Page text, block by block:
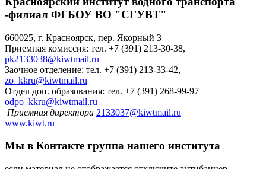
-филиал ФГБОУ ВО "СГУВТ"
660025, г. Красноярск, пер. Якорный 3
Приемная комиссия: тел. +7 (391) 213-30-38,
pk2133038@kiwtmail.ru
Заочное отделение: тел. +7 (391) 213-33-42,
zo_kkru@kiwtmail.ru
Отдел доп. образования: тел. +7 (391) 268-99-97
odpo_kkru@kiwtmail.ru
Приемная директора 2133037@kiwtmail.ru
www.kiwt.ru
Мы в Контакте группа нашего института